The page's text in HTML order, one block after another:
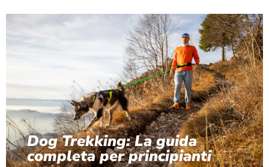
Dog Trekking: La guida
completa per principianti